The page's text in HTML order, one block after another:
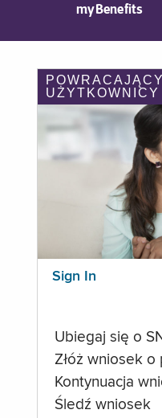
myBenefits
POWRACAJĄCY
UŻYTKOWNICY
Sign In
Ubiegaj się o
Złóż wniosek o
Kontynuacja
Śledź wniosek